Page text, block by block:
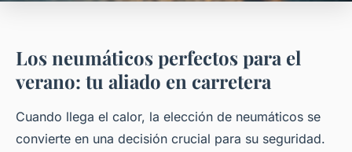
Los neumáticos perfectos para el
verano: tu aliado en carretera
Cuando llega el calor, la elección de neumáticos se
convierte en una decisión crucial para su seguridad.